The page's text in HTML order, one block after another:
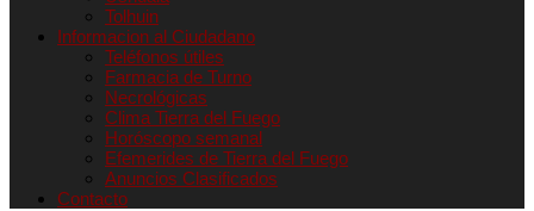
Tolhuin
Informacion al Ciudadano
Teléfonos útiles
Farmacia de Turno
Necrológicas
Clima Tierra del Fuego
Horóscopo semanal
Efemerides de Tierra del Fuego
Anuncios Clasificados
Contacto